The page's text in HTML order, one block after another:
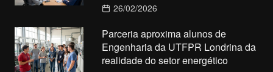
26/02/2026
Parceria aproxima alunos de
Engenharia da UTFPR Londrina da
realidade do setor energético